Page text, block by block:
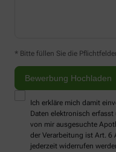
* Bitte füllen Sie die
Ich erkläre mich damit
Daten elektronisch
von mir ausgesuchte
der Verarbeitung ist Art. 6
jederzeit widerrufen